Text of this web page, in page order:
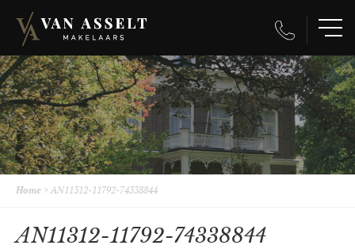
Home >AN11312-11792-74338844
AN11312-11792-74338844